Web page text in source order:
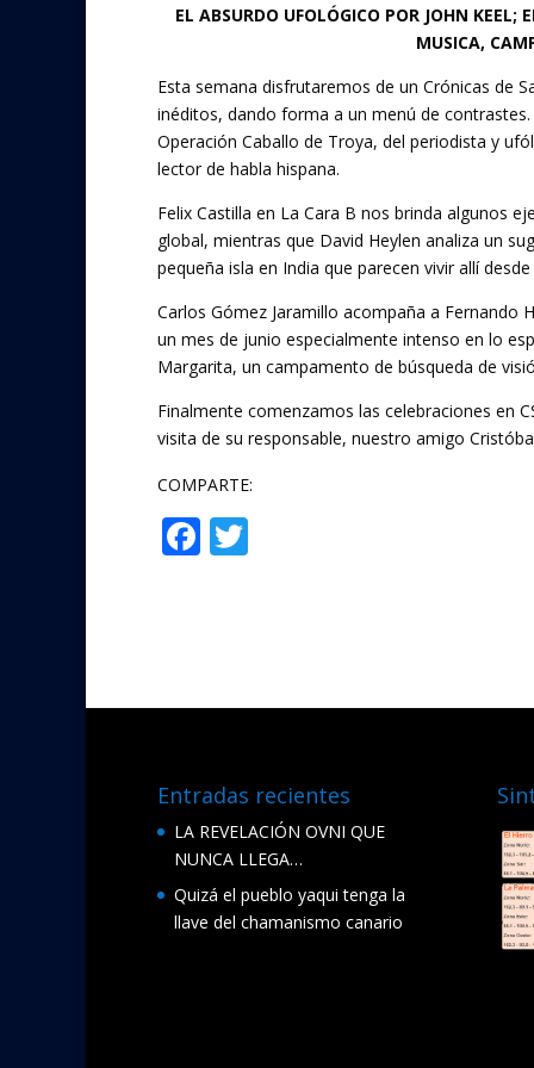
e
b
o
o
k
itt
er
EL ABSURDO UFOLÓGICO POR JOHN
MUSICA,
Esta semana disfrutaremos de un Crónicas de
inéditos, dando forma a un menú de
Operación Caballo de Troya, del periodista y
lector de habla hispana.
Felix Castilla en La Cara B nos brinda algunos
global, mientras que David Heylen analiza un
pequeña isla en India que parecen vivir allí
Carlos Gómez Jaramillo acompaña a Fernando
un mes de junio especialmente intenso en lo
Margarita, un campamento de búsqueda de
Finalmente comenzamos las celebraciones en
visita de su responsable, nuestro amigo
COMPARTE:
F
Entradas recientes
LA REVELACIÓN OVNI QUE
NUNCA LLEGA…
Quizá el pueblo yaqui tenga la
llave del chamanismo canario